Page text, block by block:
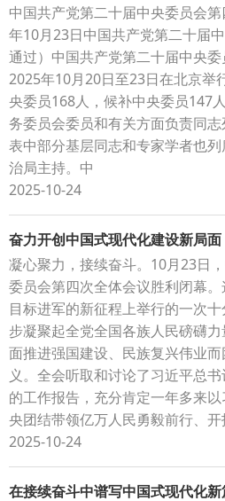
中国共产党第二十届中央委员会
年10月23日中国共产党第二十届
通过）中国共产党第二十届中央
2025年10月20日至23日在北京举
央委员168人，候补中央委员147
务委员会委员和有关方面负责同
表中部分基层同志和专家学者也
治局主持。中
2025-10-24
奋力开创中国式现代化建设新局面
凝心聚力，接续奋斗。10月23日
委员会第四次全体会议胜利闭幕
目标进军的新征程上举行的一次
步凝聚起全党全国各族人民磅礴
面推进强国建设、民族复兴伟业
义。全会听取和讨论了习近平总
的工作报告，充分肯定一年多来
央团结带领亿万人民勇毅前行、开
2025-10-24
在接续奋斗中谱写中国式现代化